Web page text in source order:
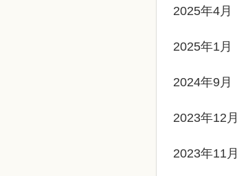
2025年4月
2025年1月
2024年9月
2023年12月
2023年11月